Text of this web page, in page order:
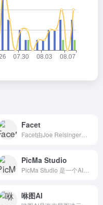
Facet
PicMa Studio
咻图AI